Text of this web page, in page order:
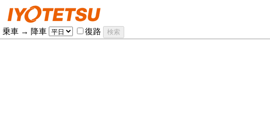
乗車 → 降車 復路